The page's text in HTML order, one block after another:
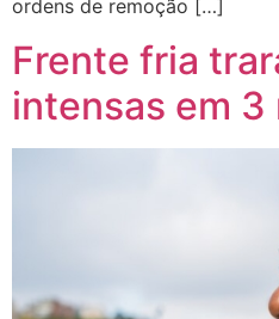
ordens de remoção […]
Frente fria
intensas em 3